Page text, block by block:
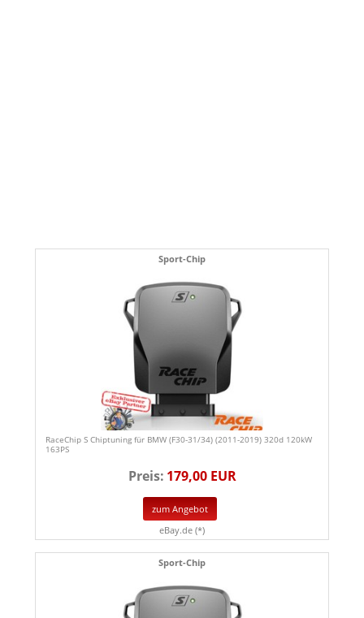
Sport-Chip
RaceChip S Chiptuning für BMW (F30-31/34) (2011-2019) 320d 120kW
163PS
Preis: 179,00 EUR
zum Angebot
eBay.de (*)
Sport-Chip